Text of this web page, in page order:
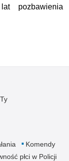
pozbawienia
Komendy
płci w Policji